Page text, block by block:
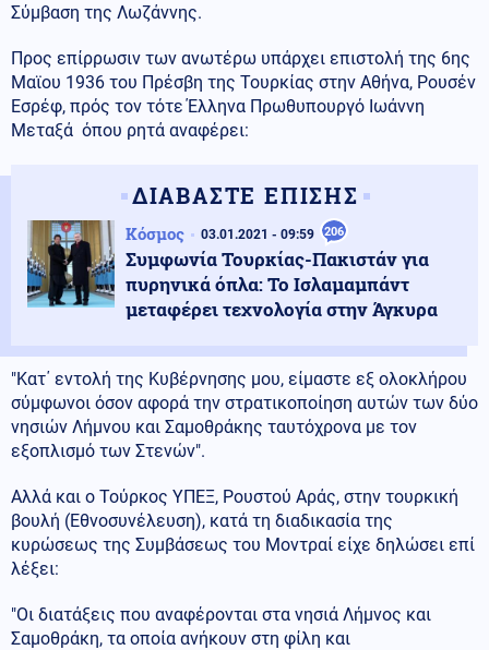
Σύμβαση της Λωζάννης.
Προς επίρρωσιν των ανωτέρω υπάρχει επιστολή της 6ης
Μαϊου 1936 του Πρέσβη της Τουρκίας στην Αθήνα, Ρουσέν
Εσρέφ, πρός τον τότε Έλληνα Πρωθυπουργό Ιωάννη
Μεταξά όπου ρητά αναφέρει:
ΔΙΑΒΑΣΤΕ ΕΠΙΣΗΣ
Κόσμος 03.01.2021 - 09:59 206
Συμφωνία Τουρκίας-Πακιστάν για
πυρηνικά όπλα: Το Ισλαμαμπάντ
μεταφέρει τεχνολογία στην Άγκυρα
"Κατ΄ εντολή της Κυβέρνησης μου, είμαστε εξ ολοκλήρου
σύμφωνοι όσον αφορά την στρατικοποίηση αυτών των δύο
νησιών Λήμνου και Σαμοθράκης ταυτόχρονα με τον
εξοπλισμό των Στενών".
Αλλά και ο Τούρκος ΥΠΕΞ, Ρουστού Αράς, στην τουρκική
βουλή (Εθνοσυνέλευση), κατά τη διαδικασία της
κυρώσεως της Συμβάσεως του Μοντραί είχε δηλώσει επί
λέξει:
"Οι διατάξεις που αναφέρονται στα νησιά Λήμνος και
Σαμοθράκη, τα οποία ανήκουν στη φίλη και